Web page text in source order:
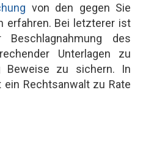
von den gegen Sie
erfahren. Bei letzterer ist
des
Unterlagen zu
Beweise zu sichern. In
Rechtsanwalt zu Rate